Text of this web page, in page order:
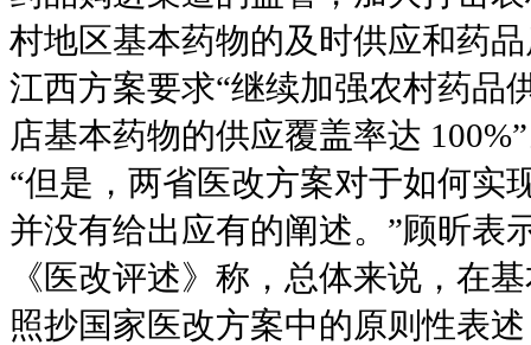
村地区基本药物的及时供应和药
江西方案要求“继续加强农村药品
店基本药物的供应覆盖率达
“但是，两省医改方案对于如何实
并没有给出应有的阐述。”顾昕表
《医改评述》称，总体来说，在
照抄国家医改方案中的原则性表